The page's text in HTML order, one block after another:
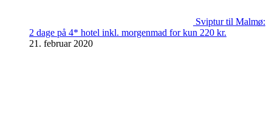
Sviptur til Malmø:
2 dage på 4* hotel inkl. morgenmad for kun 220 kr.
21. februar 2020